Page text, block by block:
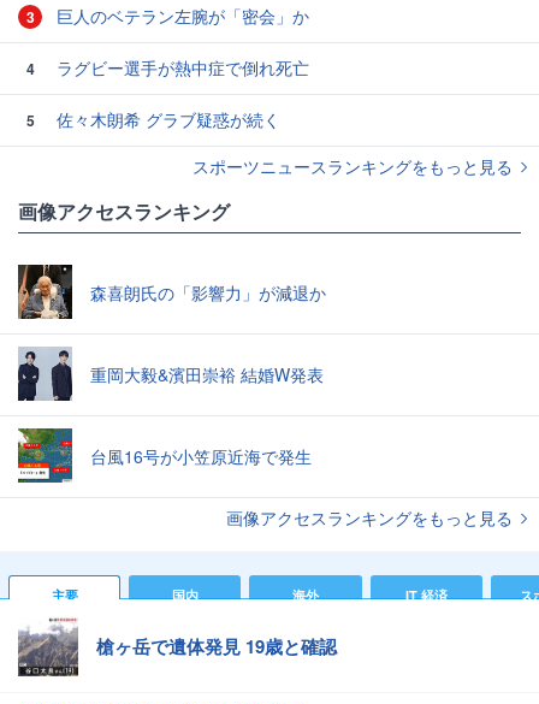
3 巨人のベテラン左腕が「密会」か
4 ラグビー選手が熱中症で倒れ死亡
5
佐々木朗希 グラブ疑惑が続く
スポーツニュースランキングをもっと見る
画像アクセスランキング
森喜朗氏の「影響力」が減退か
重岡大毅&濱田崇裕 結婚W発表
台風16号が小笠原近海で発生
画像アクセスランキングをもっと見る
主要 国内 海外 IT 経済 ス
槍ヶ岳で遺体発見 19歳と確認